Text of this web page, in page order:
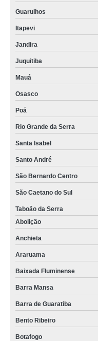
Guarulhos
Itapevi
Jandira
Juquitiba
Mauá
Osasco
Poá
Rio Grande da Serra
Santa Isabel
Santo André
São Bernardo Centro
São Caetano do Sul
Taboão da Serra
Abolição
Anchieta
Araruama
Baixada Fluminense
Barra Mansa
Barra de Guaratiba
Bento Ribeiro
Botafogo